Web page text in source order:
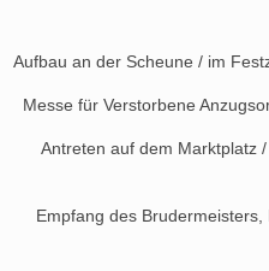
an der Scheune / im
Verstorbene
/
Königs,